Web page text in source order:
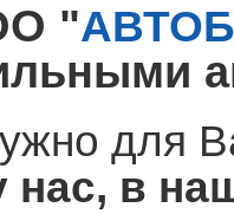
"
для
нас, в